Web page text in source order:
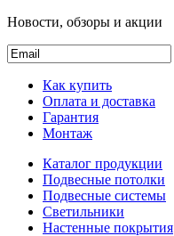
Новости, обзоры и акции
Как купить
Оплата и доставка
Гарантия
Монтаж
Каталог продукции
Подвесные потолки
Подвесные системы
Светильники
Настенные покрытия